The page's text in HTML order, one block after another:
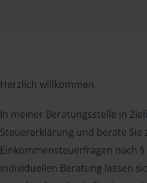
Herzlich willkommen
In meiner Beratungsstelle in
Steuererklärung und berate Sie
Einkommensteuerfragen nach
individuellen Beratung lassen